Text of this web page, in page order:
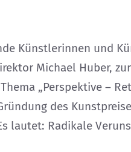
Künstlerinnen und
Michael Huber,
„Perspektive –
des
lautet: Radikale